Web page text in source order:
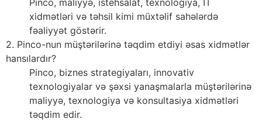
Pinco, maliyyə, istehsalat, texnologiya, İT
xidmətləri və təhsil kimi müxtəlif sahələrdə
fəaliyyət göstərir.
2. Pinco-nun müştərilərinə təqdim etdiyi əsas xidmətlər
hansılardır?
Pinco, biznes strategiyaları, innovativ
texnologiyalar və şəxsi yanaşmalarla müştərilərinə
maliyyə, texnologiya və konsultasiya xidmətləri
təqdim edir.